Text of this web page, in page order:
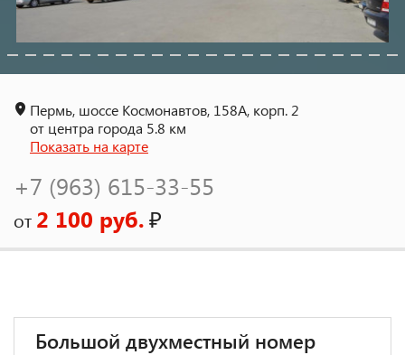
Пермь, шоссе Космонавтов, 158А, корп. 2
от центра города 5.8 км
Показать на карте
+7 (963) 615-33-55
от 2 100 руб.₽
Большой двухместный номер